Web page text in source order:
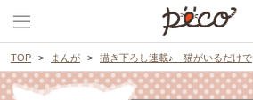
TOP まんが 描き下ろし連載♪ 猫がいるだけで